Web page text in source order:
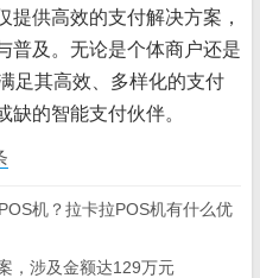
提供高效的支付解决方案，
普及。无论是个体商户还是
足其高效、多样化的支付
缺的智能支付伙伴。
机？拉卡拉POS机有什么优
，涉及金额达129万元